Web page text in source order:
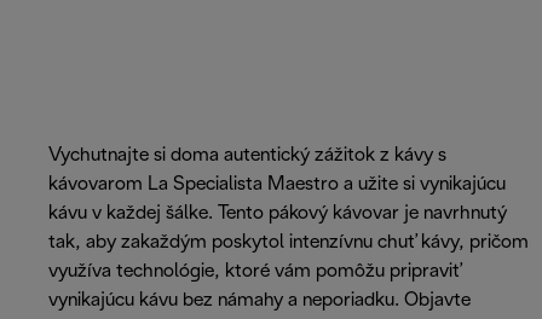
Vychutnajte si doma autentický zážitok z kávy s
kávovarom La Specialista Maestro a užite si vynikajúcu
kávu v každej šálke. Tento pákový kávovar je navrhnutý
tak, aby zakaždým poskytol intenzívnu chuť kávy, pričom
využíva technológie, ktoré vám pomôžu pripraviť
vynikajúcu kávu bez námahy a neporiadku. Objavte